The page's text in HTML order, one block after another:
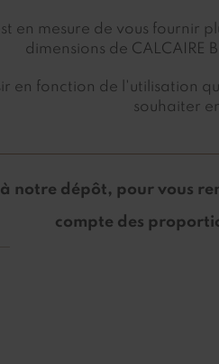
en mesure de vous fournir
dimensions de CALCAIRE
en fonction de l'utilisation
souhaiter
notre dépôt, pour vous
compte des